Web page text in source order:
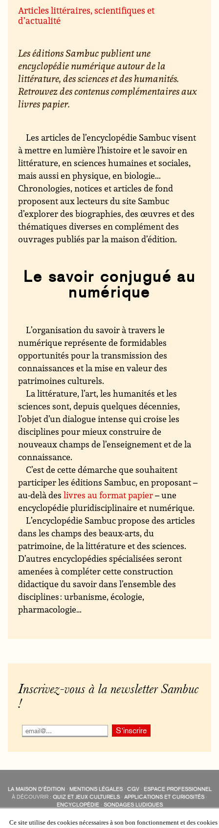
Articles littéraires, scientifiques et
d’actualité
Les éditions Sambuc publient une
encyclopédie numérique autour de la
littérature, des sciences et des humanités.
Retrouvez des contenus complémentaires aux
livres papier.
Les articles de l’encyclopédie Sambuc visent
à mettre en lumière l’histoire et le savoir en
littérature, en sciences humaines et sociales,
mais aussi en physique, en biologie...
Chronologies, notices et articles de fond
proposent aux lecteurs du site Sambuc
d’explorer des biographies, des œuvres et des
thématiques diverses en complément des
ouvrages publiés par la maison d’édition.
Le savoir conjugué au
numérique
L’organisation du savoir à travers le
numérique représente de formidables
opportunités pour la transmission des
connaissances et la mise en valeur des
patrimoines culturels.
La littérature, l’art, les humanités et les
sciences sont, depuis quelques décennies,
l’objet d’un dialogue intense qui croise les
disciplines pour mieux construire de
nouveaux champs de l’enseignement et de la
connaissance.
C’est de cette démarche que souhaitent
participer les éditions Sambuc, en proposant –
au-delà deslivres au format papier– une
encyclopédie pluridisciplinaire et numérique.
L’encyclopédie Sambuc propose des articles
dans les champs des beaux-arts, du
patrimoine, de la littérature et des sciences.
D’autres encyclopédies spécialisées seront
amenées à compléter cette construction
didactique du savoir dans l’ensemble des
disciplines : urbanisme, écologie,
pharmacologie…
Inscrivez-vous à la newsletter Sambuc
!
LA MAISON D’ÉDITION · MENTIONS LÉGALES· CGV· ESPACE PROFESSIONNEL
À DÉCOUVRIR : QUIZ ET JEUX CULTURELS · APPLICATIONS ET CURIOSITÉS ·
ENCYCLOPÉDIE· SONDAGES LUDIQUES
COLLECTIONS :SAMBUC·ÉDISOLUM·REVUE LITTÉRAIREL’EAU-FORTE
Ce site utilise des cookies nécessaires à son bon fonctionnement et des cookies